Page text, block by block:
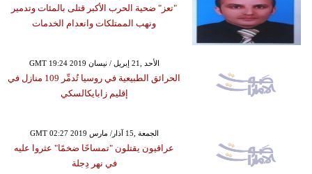
"تعز" ضحية الحرب الأكبر قتلى بالمئات وتدمير
ونهب الممتلكات وانعدام الخدمات
GMT 19:24 2019 الأحد ,21 إبريل / نيسان
الحرائق الطبيعية في روسيا تُدمِّر 109 منازل في
إقليم زابايكالسكي
GMT 02:27 2019 الجمعة ,15 آذار/ مارس
عراقيون يقتلون "تمساحًا ضخمًا" عثروا عليه
في نهر دِجلة